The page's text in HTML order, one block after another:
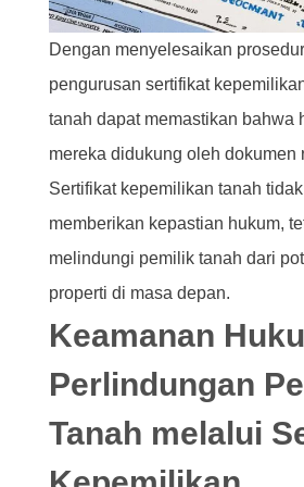
Dengan menyelesaikan
pengurusan sertifikat
tanah dapat memastikan bahwa
mereka didukung oleh dokumen
Sertifikat kepemilikan tanah
memberikan kepastian hukum,
melindungi pemilik tanah dari
properti di masa depan.
Keamanan
Perlindungan
Tanah melalui